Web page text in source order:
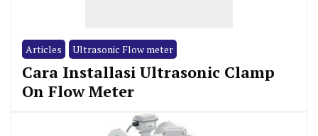
Articles Ultrasonic Flow meter
Cara Installasi Ultrasonic Clamp
On Flow Meter